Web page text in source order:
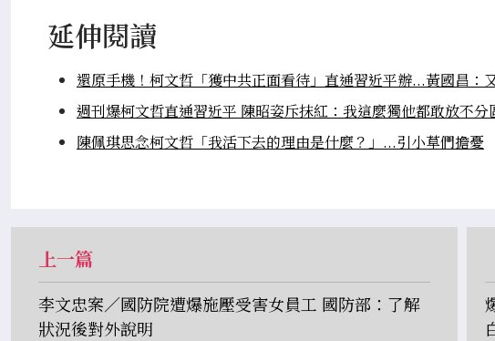
延伸閱讀
還原手機！柯文哲「獲中共正面看待」直通習近平辦...黃國昌：
週刊爆柯文哲直通習近平 陳昭姿斥抹紅：我這麼獨他都敢放不分
陳佩琪思念柯文哲「我活下去的理由是什麼？」...引小草們擔憂
上一篇
李文忠案／國防院遭爆施壓受害女員工 國防部：了解
狀況後對外說明